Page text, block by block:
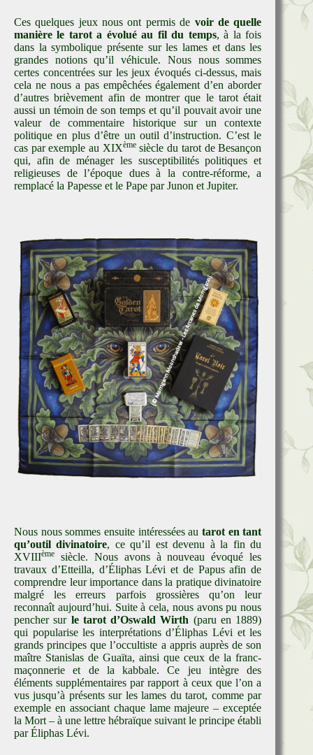
Ces quelques jeux nous ont permis de voir de quelle
manière le tarot a évolué au fil du temps, à la fois
dans la symbolique présente sur les lames et dans les
grandes notions qu’il véhicule. Nous nous sommes
certes concentrées sur les jeux évoqués ci-dessus, mais
cela ne nous a pas empêchées également d’en aborder
d’autres brièvement afin de montrer que le tarot était
aussi un témoin de son temps et qu’il pouvait avoir une
valeur de commentaire historique sur un contexte
politique en plus d’être un outil d’instruction. C’est le
cas par exemple au XIXèmesiècle du tarot de Besançon
qui, afin de ménager les susceptibilités politiques et
religieuses de l’époque dues à la contre-réforme, a
remplacé la Papesse et le Pape par Junon et Jupiter.
Nous nous sommes ensuite intéressées au tarot en tant
qu’outil divinatoire, ce qu’il est devenu à la fin du
XVIIIème
siècle. Nous avons à nouveau évoqué les
travaux d’Etteilla, d’Éliphas Lévi et de Papus afin de
comprendre leur importance dans la pratique divinatoire
malgré les erreurs parfois grossières qu’on leur
reconnaît aujourd’hui. Suite à cela, nous avons pu nous
pencher sur le tarot d’Oswald Wirth (paru en 1889)
qui popularise les interprétations d’Éliphas Lévi et les
grands principes que l’occultiste a appris auprès de son
maître Stanislas de Guaïta, ainsi que ceux de la franc-
maçonnerie et de la kabbale. Ce jeu intègre des
éléments supplémentaires par rapport à ceux que l’on a
vus jusqu’à présents sur les lames du tarot, comme par
exemple en associant chaque lame majeure – exceptée
la Mort – à une lettre hébraïque suivant le principe établi
par Éliphas Lévi.